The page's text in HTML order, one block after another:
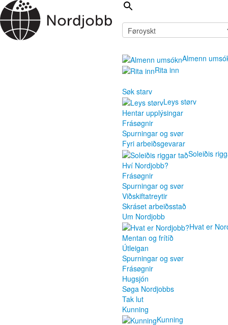
Almenn
Rita inn
Søk starv
Leys størv
Hentar upplýsingar
Frásøgnir
Spurningar og svør
Fyri arbeiðsgevarar
Soleiðis
Hví Nordjobb?
Frásøgnir
Spurningar og svør
Viðskiftatreytir
Skráset arbeiðsstað
Um Nordjobb
Hvat er
Mentan og frítíð
Útleigan
Spurningar og svør
Frásøgnir
Hugsjón
Søga Nordjobbs
Tak lut
Kunning
Kunning